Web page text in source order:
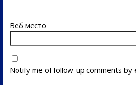
Веб место
Notify me of follow-up comments by